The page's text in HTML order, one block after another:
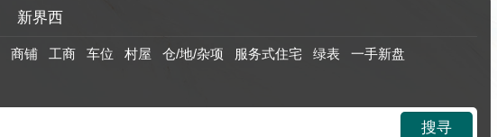
新界西
商铺 工商 车位 村屋 仓/地/杂项 服务式住宅 绿表
一手新盘
搜寻